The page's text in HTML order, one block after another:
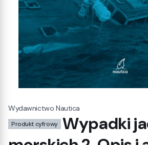
Wydawnictwo Nautica
Produkt cyfrowy Wypadki